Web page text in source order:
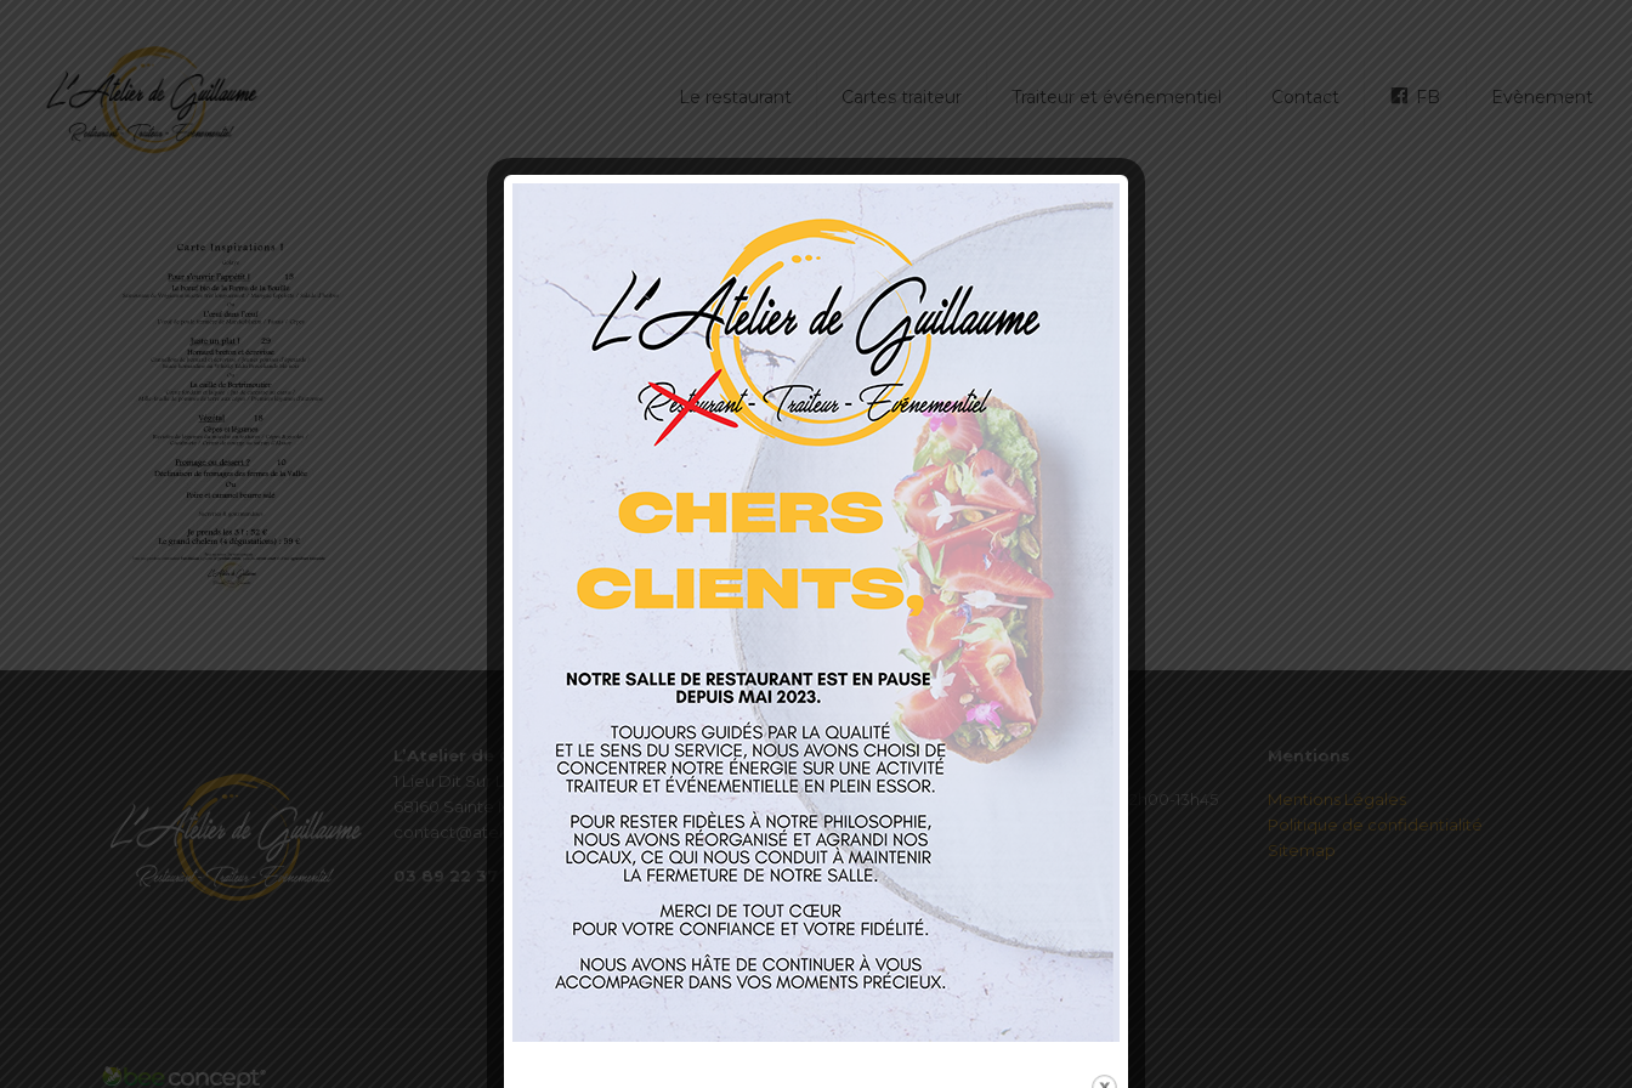
Le restaurant Cartes traiteur Traiteur et événementiel Contact FB Evènement
L’Atelier de Guillaume
1 Lieu Dit Sur Les Prés
68160 Sainte Marie Aux Mines
contact@atelierdeguillaume.fr
03 89 22 37 08
Nos services
Restaurant
Traiteur et événementiel
Contact
Horaires
Mardi au Vendredi 12h00-13h45
Mentions
Mentions Légales
Politique de confidentialité
Sitemap